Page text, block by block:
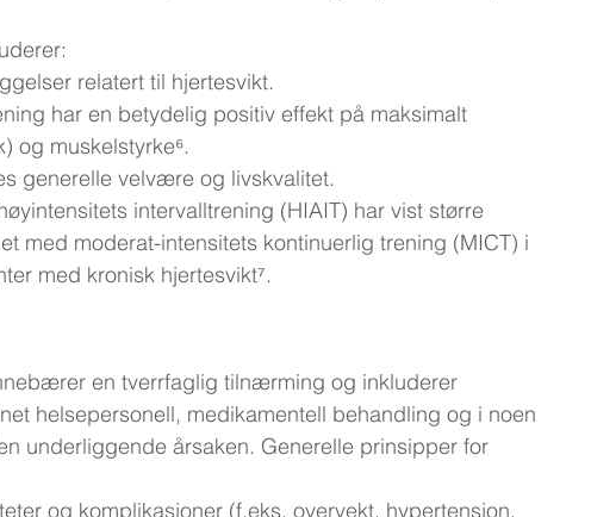
relatert til hjertesvikt.
har en betydelig positiv effekt på maksimalt
og muskelstyrke⁶.
generelle velvære og livskvalitet.
intervalltrening (HIAIT) har vist større
med moderat-intensitets kontinuerlig trening (MICT) i
med kronisk hjertesvikt⁷.
en tverrfaglig tilnærming og inkluderer
helsepersonell, medikamentell behandling og i noen
underliggende årsaken. Generelle prinsipper for
og komplikasjoner (f.eks. overvekt, hypertensjon,